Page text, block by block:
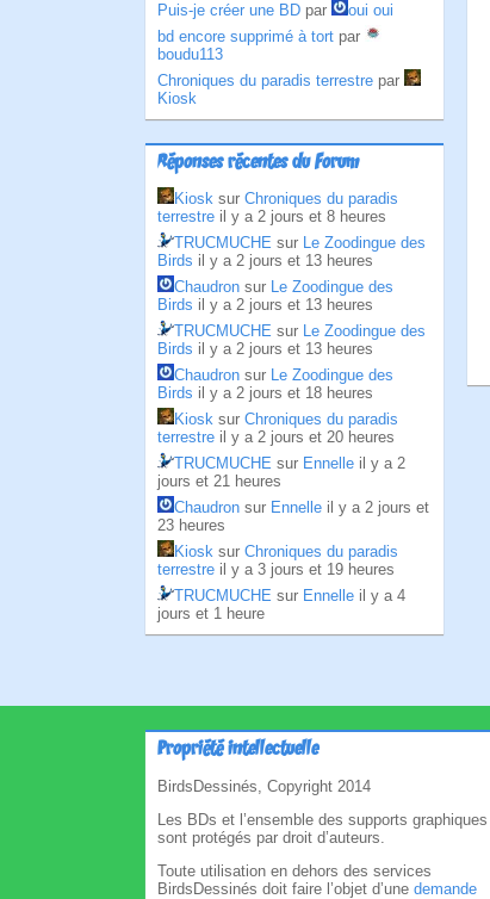
Puis-je créer une BD par
oui oui
bd encore supprimé à tort par
boudu113
Chroniques du paradis terrestre par
Kiosk
Réponses récentes du Forum
Kiosk sur Chroniques du paradis
terrestre il y a 2 jours et 8 heures
TRUCMUCHE sur Le Zoodingue des
Birds il y a 2 jours et 13 heures
Chaudron sur Le Zoodingue des
Birds il y a 2 jours et 13 heures
TRUCMUCHE sur Le Zoodingue des
Birds il y a 2 jours et 13 heures
Chaudron sur Le Zoodingue des
Birds il y a 2 jours et 18 heures
Kiosk sur Chroniques du paradis
terrestre il y a 2 jours et 20 heures
TRUCMUCHE sur Ennelle il y a 2
jours et 21 heures
Chaudron sur Ennelle il y a 2 jours et
23 heures
Kiosk sur Chroniques du paradis
terrestre il y a 3 jours et 19 heures
TRUCMUCHE sur Ennelle il y a 4
jours et 1 heure
Propriété intellectuelle
BirdsDessinés, Copyright 2014
Les BDs et l’ensemble des supports graphiques
sont protégés par droit d’auteurs.
Toute utilisation en dehors des services
BirdsDessinés doit faire l’objet d’une demande